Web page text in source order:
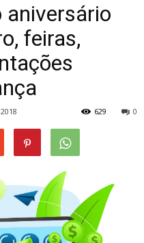
aniversário
feiras,
0
629